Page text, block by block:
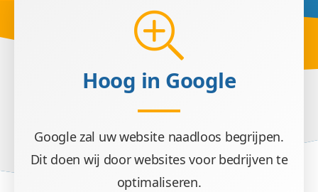
Hoog in Google
Google zal uw website naadloos begrijpen.
Dit doen wij door websites voor bedrijven te
optimaliseren.